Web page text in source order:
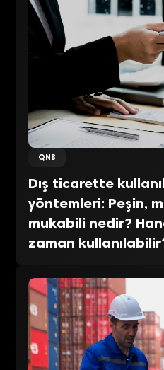
QNB
Dış ticarette
yöntemleri: Peşin,
mukabili nedir?
zaman